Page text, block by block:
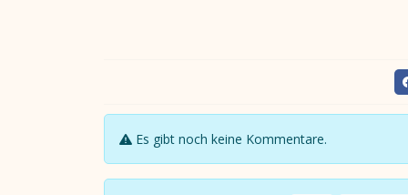
Es gibt noch keine Kommentare.